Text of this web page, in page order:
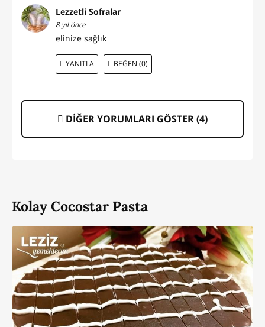
Lezzetli Sofralar
8 yıl önce
elinize sağlık
YANITLA BEĞEN (0)
DİĞER YORUMLARI GÖSTER (4)
Kolay Cocostar Pasta